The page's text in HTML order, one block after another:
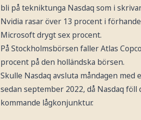
bli på tekniktunga Nasdaq som i
Nvidia rasar över 13 procent i
Microsoft drygt sex procent.
På Stockholmsbörsen faller Atlas
procent på den holländska börsen.
Skulle Nasdaq avsluta måndagen
sedan september 2022, då Nasdaq
kommande lågkonjunktur.